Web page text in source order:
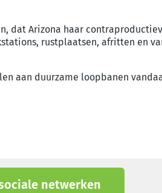
, dat Arizona haar
rustplaatsen, afritten en
aan duurzame loopbanen
netwerken